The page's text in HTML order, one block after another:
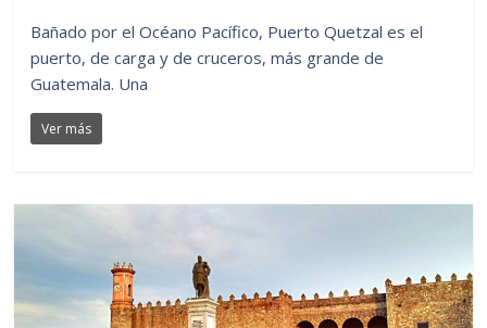
Bañado por el Océano Pacífico, Puerto Quetzal es el
puerto, de carga y de cruceros, más grande de
Guatemala. Una
Ver más